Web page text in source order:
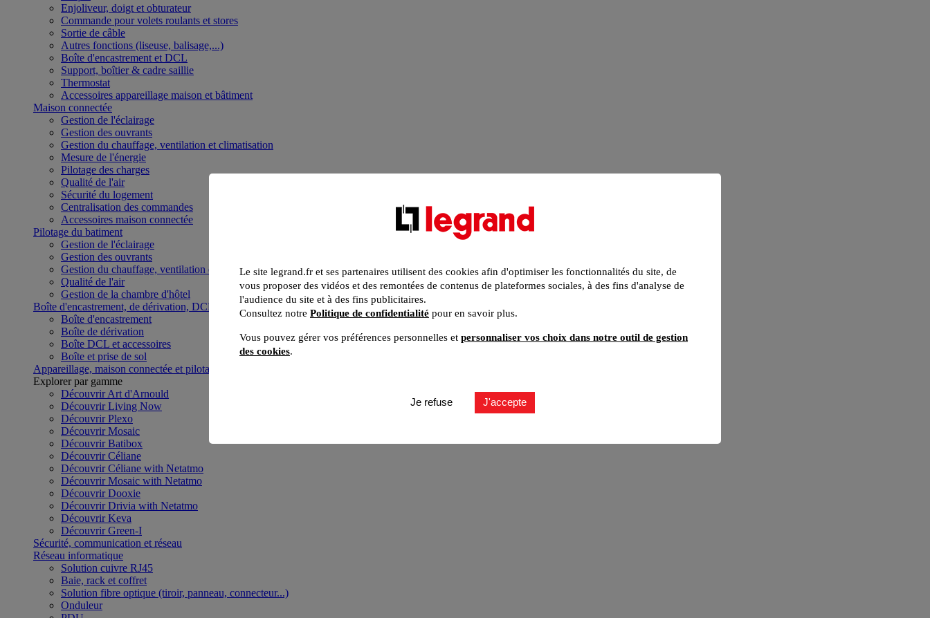
Enjoliveur, doigt et obturateur
Commande pour volets roulants et stores
Sortie de câble
Autres fonctions (liseuse, balisage,...)
Boîte d'encastrement et DCL
Support, boîtier & cadre saillie
Thermostat
Accessoires appareillage maison et bâtiment
Maison connectée
Gestion de l'éclairage
Gestion des ouvrants
Gestion du chauffage, ventilation et climatisation
Mesure de l'énergie
Pilotage des charges
Qualité de l'air
Sécurité du logement
Centralisation des commandes
Accessoires maison connectée
Pilotage du batiment
Gestion de l'éclairage
Gestion des ouvrants
Gestion du chauffage, ventilation et climatisation
Qualité de l'air
Gestion de la chambre d'hôtel
Boîte d'encastrement, de dérivation, DCL et boîte de sol
Boîte d'encastrement
Boîte de dérivation
Boîte DCL et accessoires
Boîte et prise de sol
Appareillage, maison connectée et pilotage du bâtiment
Explorer par gamme
Découvrir Art d'Arnould
Découvrir Living Now
Découvrir Plexo
Découvrir Mosaic
Découvrir Batibox
Découvrir Céliane
Découvrir Céliane with Netatmo
Découvrir Mosaic with Netatmo
Découvrir Dooxie
Découvrir Drivia with Netatmo
Découvrir Keva
Découvrir Green-I
Sécurité, communication et réseau
Réseau informatique
Solution cuivre RJ45
Baie, rack et coffret
Solution fibre optique (tiroir, panneau, connecteur...)
Onduleur
Le site legrand.fr et ses partenaires utilisent des cookies afin d'optimiser les fonctionnalités du site, de
vous proposer des vidéos et des remontées de contenus de plateformes sociales, à des fins d'analyse de
l'audience du site et à des fins publicitaires.
Consultez notre Politique de confidentialité pour en savoir plus.
Vous pouvez gérer vos préférences personnelles et personnaliser vos choix dans notre outil de gestion
des cookies.
Je refuse J'accepte